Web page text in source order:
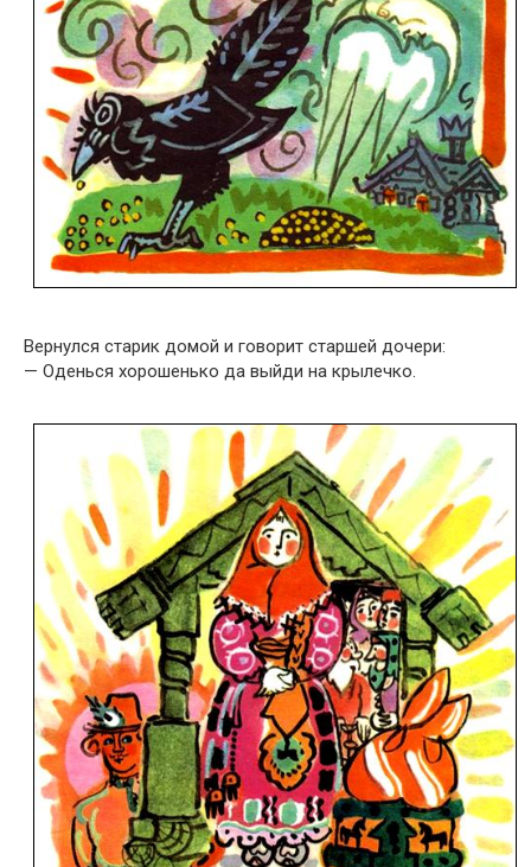
Вернулся старик домой и говорит старшей дочери:
— Оденься хорошенько да выйди на крылечко.